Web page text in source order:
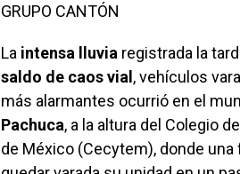
GRUPO CANTÓN
La intensa lluvia registrada la
saldo de caos vial, vehículos
más alarmantes ocurrió en el
Pachuca, a la altura del Colegio
de México (Cecytem), donde